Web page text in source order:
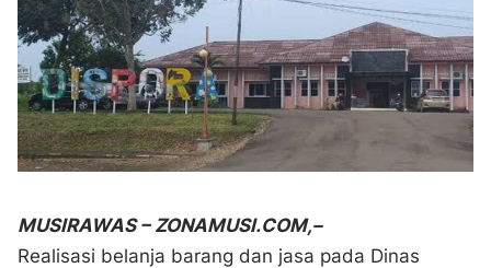
MUSIRAWAS – ZONAMUSI.COM,–
Realisasi belanja barang dan jasa pada Dinas